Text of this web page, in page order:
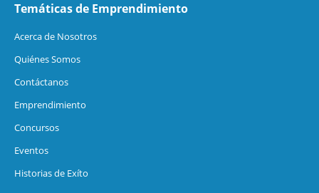
Temáticas de Emprendimiento
Acerca de Nosotros
Quiénes Somos
Contáctanos
Emprendimiento
Concursos
Eventos
Historias de Exíto